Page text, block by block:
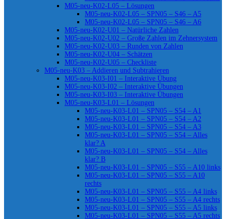
M05-neu-K02-L05 – Lösungen
M05-neu-K02-L05 – SPN05 – S46 – A5
M05-neu-K02-L05 – SPN05 – S46 – A6
M05-neu-K02-U01 – Natürliche Zahlen
M05-neu-K02-U02 – Große Zahlen im Zehnersystem
M05-neu-K02-U03 – Runden von Zahlen
M05-neu-K02-U04 – Schätzen
M05-neu-K02-U05 – Checkliste
M05-neu-K03 – Addieren und Subtrahieren
M05-neu-K03-I01 – Interaktive Übung
M05-neu-K03-I02 – Interaktive Übungen
M05-neu-K03-I03 – Interaktive Übungen
M05-neu-K03-L01 – Lösungen
M05-neu-K03-L01 – SPN05 – S54 – A1
M05-neu-K03-L01 – SPN05 – S54 – A2
M05-neu-K03-L01 – SPN05 – S54 – A3
M05-neu-K03-L01 – SPN05 – S54 – Alles
klar? A
M05-neu-K03-L01 – SPN05 – S54 – Alles
klar? B
M05-neu-K03-L01 – SPN05 – S55 – A10 links
M05-neu-K03-L01 – SPN05 – S55 – A10
rechts
M05-neu-K03-L01 – SPN05 – S55 – A4 links
M05-neu-K03-L01 – SPN05 – S55 – A4 rechts
M05-neu-K03-L01 – SPN05 – S55 – A5 links
M05-neu-K03-L01 – SPN05 – S55 – A5 rechts